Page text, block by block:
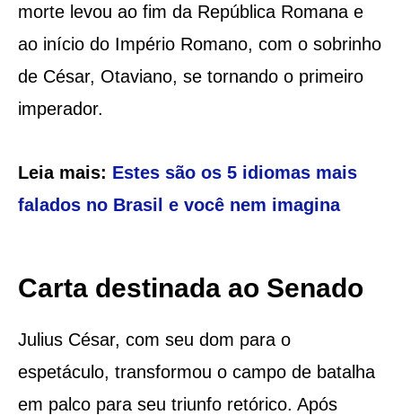
morte levou ao fim da República Romana e
ao início do Império Romano, com o sobrinho
de César, Otaviano, se tornando o primeiro
imperador.
Leia mais: Estes são os 5 idiomas mais
falados no Brasil e você nem imagina
Carta destinada ao Senado
Julius César, com seu dom para o
espetáculo, transformou o campo de batalha
em palco para seu triunfo retórico. Após